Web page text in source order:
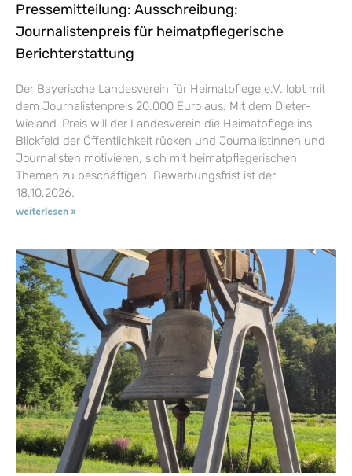
Pressemitteilung: Ausschreibung:
Journalistenpreis für heimatpflegerische
Berichterstattung
Der Bayerische Landesverein für Heimatpflege e.V. lobt mit
dem Journalistenpreis 20.000 Euro aus. Mit dem Dieter-
Wieland-Preis will der Landesverein die Heimatpflege ins
Blickfeld der Öffentlichkeit rücken und Journalistinnen und
Journalisten motivieren, sich mit heimatpflegerischen
Themen zu beschäftigen. Bewerbungsfrist ist der
18.10.2026.
weiterlesen »